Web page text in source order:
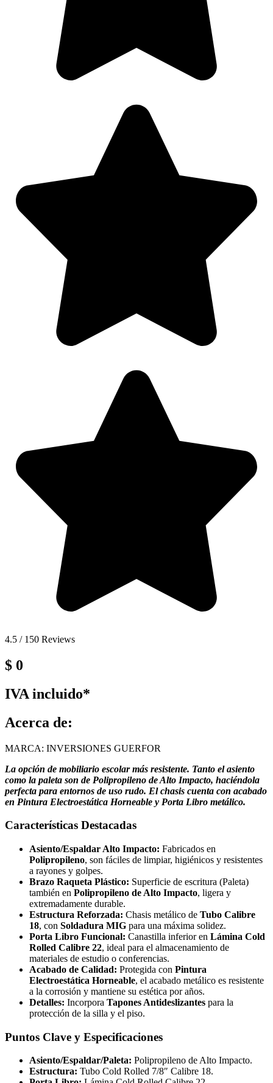
4.5 / 150 Reviews
$ 0
IVA incluido*
Acerca de:
MARCA: INVERSIONES GUERFOR
La opción de mobiliario escolar más resistente. Tanto el asiento
como la paleta son de Polipropileno de Alto Impacto, haciéndola
perfecta para entornos de uso rudo. El chasis cuenta con acabado
en Pintura Electroestática Horneable y Porta Libro metálico.
Características Destacadas
Asiento/Espaldar Alto Impacto: Fabricados en
Polipropileno, son fáciles de limpiar, higiénicos y resistentes
a rayones y golpes.
Brazo Raqueta Plástico: Superficie de escritura (Paleta)
también en Polipropileno de Alto Impacto, ligera y
extremadamente durable.
Estructura Reforzada: Chasis metálico de Tubo Calibre
18, con Soldadura MIG para una máxima solidez.
Porta Libro Funcional: Canastilla inferior en Lámina Cold
Rolled Calibre 22, ideal para el almacenamiento de
materiales de estudio o conferencias.
Acabado de Calidad: Protegida con Pintura
Electroestática Horneable, el acabado metálico es resistente
a la corrosión y mantiene su estética por años.
Detalles: Incorpora Tapones Antideslizantes para la
protección de la silla y el piso.
Puntos Clave y Especificaciones
Asiento/Espaldar/Paleta: Polipropileno de Alto Impacto.
Estructura: Tubo Cold Rolled 7/8″ Calibre 18.